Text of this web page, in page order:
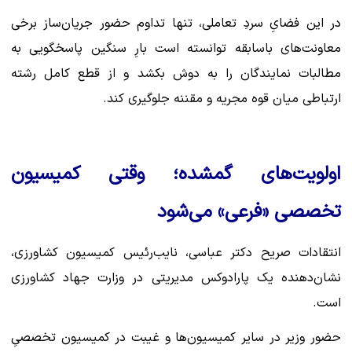
در این فضایِ سردِ تعاملی، تنها تداوم حضور جریان‌ساز برخی
معاونت‌های باسابقه توانسته است بارِ سنگین پاسخگویی به
مطالبات نمایندگان را به دوش بکشد و از قطع کامل رشته
ارتباطی میان قوه مجریه و مقننه جلوگیری کند.
اولویت‌های گمشده؛ وقتی کمیسیون
تخصصی «فرعی» می‌شود
انتقادات صریح دکتر عباسی، نایب‌رئیس کمیسیون کشاورزی،
نشان‌دهنده یک پارادوکس مدیریتی در وزارت جهاد کشاورزی
است.
حضور وزیر در سایر کمیسیون‌ها و غیبت در کمیسیون تخصصیِ